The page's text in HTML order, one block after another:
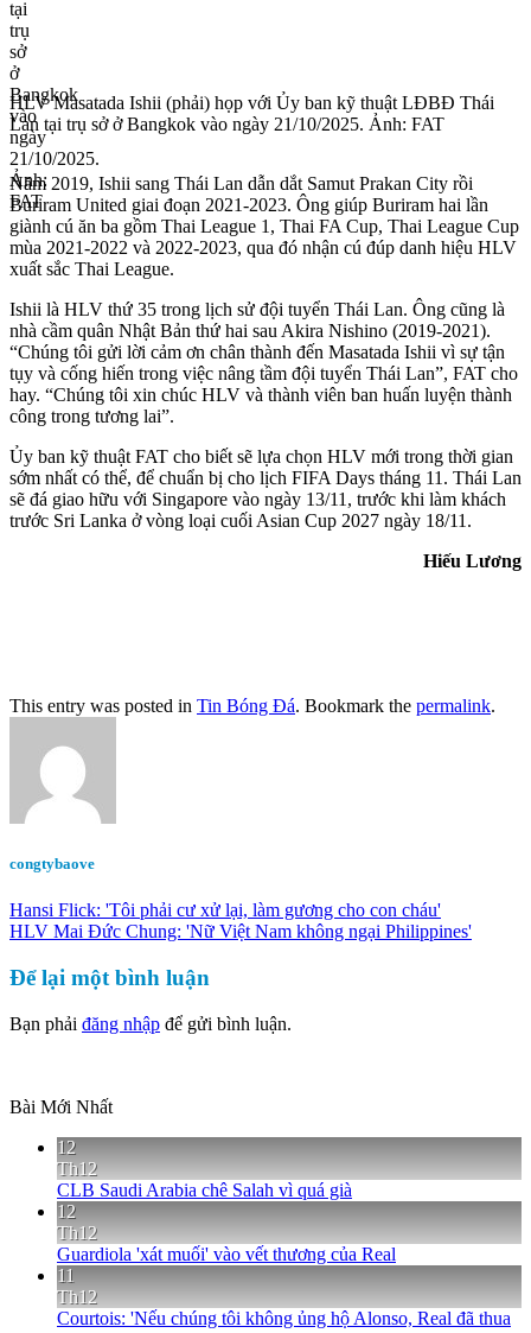
HLV Masatada Ishii (phải) họp với Ủy ban kỹ thuật LĐBĐ Thái
Lan tại trụ sở ở Bangkok vào ngày 21/10/2025. Ảnh: FAT
Năm 2019, Ishii sang Thái Lan dẫn dắt Samut Prakan City rồi
Buriram United giai đoạn 2021-2023. Ông giúp Buriram hai lần
giành cú ăn ba gồm Thai League 1, Thai FA Cup, Thai League Cup
mùa 2021-2022 và 2022-2023, qua đó nhận cú đúp danh hiệu HLV
xuất sắc Thai League.
Ishii là HLV thứ 35 trong lịch sử đội tuyển Thái Lan. Ông cũng là
nhà cầm quân Nhật Bản thứ hai sau Akira Nishino (2019-2021).
“Chúng tôi gửi lời cảm ơn chân thành đến Masatada Ishii vì sự tận
tụy và cống hiến trong việc nâng tầm đội tuyển Thái Lan”, FAT cho
hay. “Chúng tôi xin chúc HLV và thành viên ban huấn luyện thành
công trong tương lai”.
Ủy ban kỹ thuật FAT cho biết sẽ lựa chọn HLV mới trong thời gian
sớm nhất có thể, để chuẩn bị cho lịch FIFA Days tháng 11. Thái Lan
sẽ đá giao hữu với Singapore vào ngày 13/11, trước khi làm khách
trước Sri Lanka ở vòng loại cuối Asian Cup 2027 ngày 18/11.
Hiếu Lương
This entry was posted in Tin Bóng Đá. Bookmark the permalink.
congtybaove
Hansi Flick: 'Tôi phải cư xử lại, làm gương cho con cháu'
HLV Mai Đức Chung: 'Nữ Việt Nam không ngại Philippines'
Để lại một bình luận
Bạn phải đăng nhập để gửi bình luận.
Bài Mới Nhất
12
Th12
CLB Saudi Arabia chê Salah vì quá già
12
Th12
Guardiola 'xát muối' vào vết thương của Real
11
Th12
Courtois: 'Nếu chúng tôi không ủng hộ Alonso, Real đã thua